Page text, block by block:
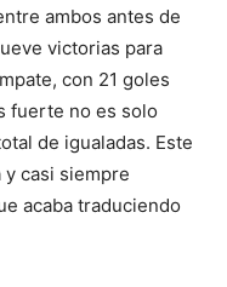
ambos antes de
victorias para
con 21 goles
fuerte no es solo
de igualadas. Este
casi siempre
acaba traduciendo